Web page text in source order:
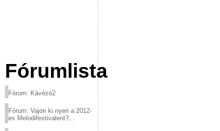
Fórumlista
Fórum: Kávézó2
Fórum: Vajon ki nyeri a 2012-
es Melodifestivalent?